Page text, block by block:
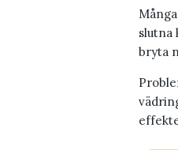
slutna
bryta